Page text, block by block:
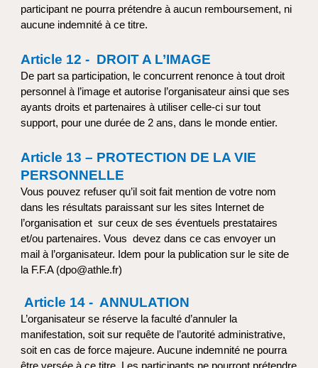
participant ne pourra prétendre à aucun remboursement, ni
aucune indemnité à ce titre.
Article 12 - DROIT A L’IMAGE
De part sa participation, le concurrent renonce à tout droit
personnel à l’image et autorise l’organisateur ainsi que ses
ayants droits et partenaires à utiliser celle-ci sur tout
support, pour une durée de 2 ans, dans le monde entier.
Article 13 – PROTECTION DE LA VIE
PERSONNELLE
Vous pouvez refuser qu’il soit fait mention de votre nom
dans les résultats paraissant sur les sites Internet de
l’organisation et sur ceux de ses éventuels prestataires
et/ou partenaires. Vous devez dans ce cas envoyer un
mail à l’organisateur. Idem pour la publication sur le site de
la F.F.A (dpo@athle.fr)
Article 14 - ANNULATION
L’organisateur se réserve la faculté d’annuler la
manifestation, soit sur requête de l’autorité administrative,
soit en cas de force majeure. Aucune indemnité ne pourra